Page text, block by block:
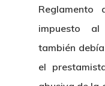
impuesto
también
el